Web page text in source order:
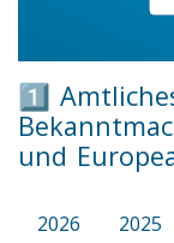
1️⃣
und
2026 2025